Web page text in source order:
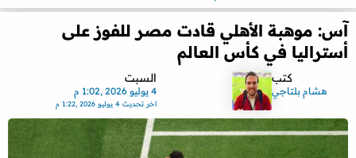
آس: موهبة الأهلي قادت مصر للفوز على
أستراليا في كأس العالم
كتب
هشام بلتاجي
السبت
4 يوليو 2026 ,1:02 م
اخر تحديث4 يوليو 2026 ,1:22 م